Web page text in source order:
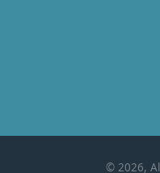
© 2026,